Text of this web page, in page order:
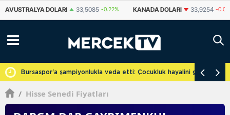
KANADA DOLARI 33,9254 -0.09% İSVIÇRE FRANKI 58,6969 -0.43%
Bursaspor'a şampiyonlukla veda etti: Çocukluk hayalini
/ Hisse Senedi Fiyatları